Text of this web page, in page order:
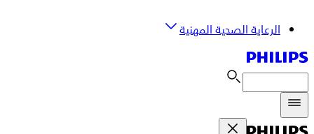
الرعاية الصحية المهنية